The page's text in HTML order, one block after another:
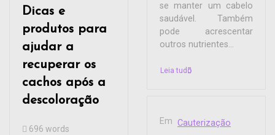
Dicas e
produtos para
ajudar a
recuperar os
cachos após a
descoloração
696 words
se manter um cabelo
saudável. Também
pode acrescentar
outros nutrientes...
Leia tudo
Em Cauterização